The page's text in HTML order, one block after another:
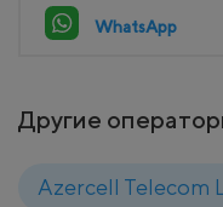
WhatsApp
Другие
Azercell Telecom